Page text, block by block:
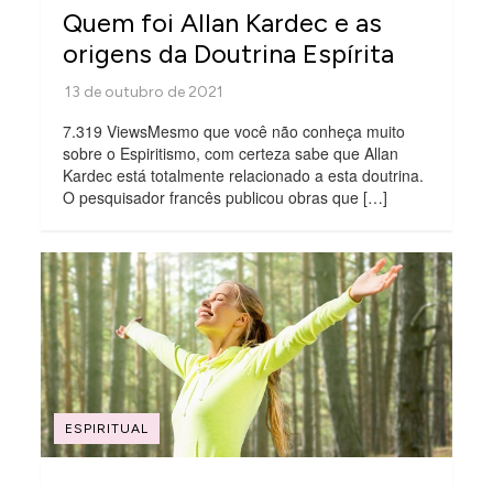
Quem foi Allan Kardec e as
origens da Doutrina Espírita
7.319 ViewsMesmo que você não conheça muito
sobre o Espiritismo, com certeza sabe que Allan
Kardec está totalmente relacionado a esta doutrina.
O pesquisador francês publicou obras que […]
ESPIRITUAL